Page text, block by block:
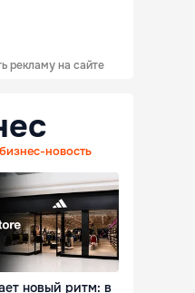
рекламу на сайте
новость
новый ритм: в